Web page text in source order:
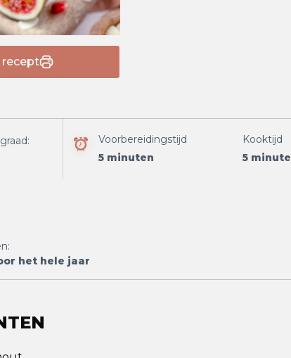
recept
Voorbereidingstijd
5 minuten
Kooktijd
5
het hele jaar